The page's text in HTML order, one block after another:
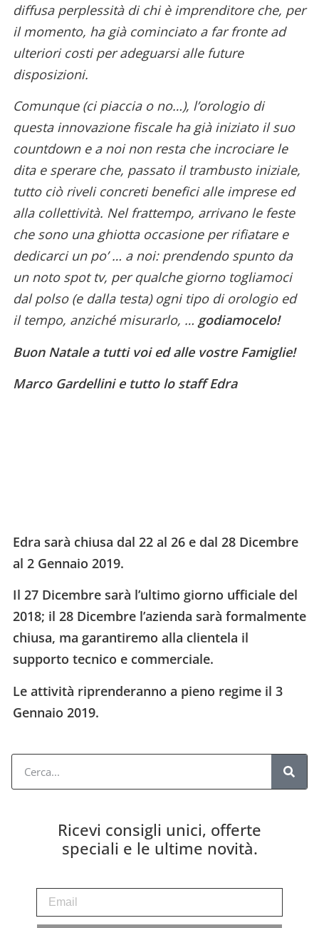
diffusa perplessità di chi è imprenditore che, per
il momento, ha già cominciato a far fronte ad
ulteriori costi per adeguarsi alle future
disposizioni.
Comunque (ci piaccia o no…), l’orologio di
questa innovazione fiscale ha già iniziato il suo
countdown e a noi non resta che incrociare le
dita e sperare che, passato il trambusto iniziale,
tutto ciò riveli concreti benefici alle imprese ed
alla collettività. Nel frattempo, arrivano le feste
che sono una ghiotta occasione per rifiatare e
dedicarci un po’ … a noi: prendendo spunto da
un noto spot tv, per qualche giorno togliamoci
dal polso (e dalla testa) ogni tipo di orologio ed
il tempo, anziché misurarlo, … godiamocelo!
Buon Natale a tutti voi ed alle vostre Famiglie!
Marco Gardellini e tutto lo staff Edra
Edra sarà chiusa dal 22 al 26 e dal 28 Dicembre
al 2 Gennaio 2019.
Il 27 Dicembre sarà l’ultimo giorno ufficiale del
2018; il 28 Dicembre l’azienda sarà formalmente
chiusa, ma garantiremo alla clientela il
supporto tecnico e commerciale.
Le attività riprenderanno a pieno regime il 3
Gennaio 2019.
Ricevi consigli unici, offerte
speciali e le ultime novità.